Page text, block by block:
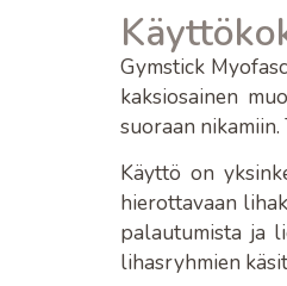
Gymstick
kaksiosainen
suoraan
Käyttö on
hierottavaan
palautumista ja
lihasryhmien